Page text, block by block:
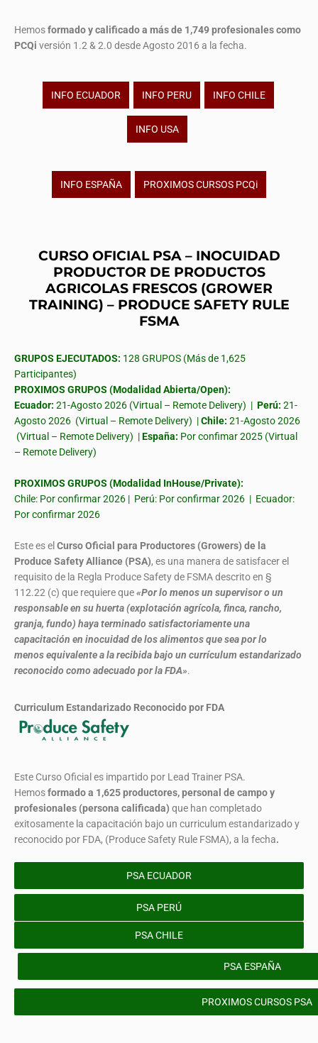
Hemosformado y calificado a más de 1,749 profesionalescomo
PCQi versión 1.2 & 2.0 desde Agosto 2016 a la fecha.
INFO ECUADOR INFO PERU INFO CHILE
INFO USA
INFO ESPAÑA PROXIMOS CURSOS PCQi
CURSO OFICIAL PSA – INOCUIDAD
PRODUCTOR DE PRODUCTOS
AGRICOLAS FRESCOS (GROWER
TRAINING) – PRODUCE SAFETY RULE
FSMA
GRUPOS EJECUTADOS: 128 GRUPOS (Más de 1,625
Participantes)
PROXIMOS GRUPOS (Modalidad Abierta/Open):
Ecuador: 21-Agosto 2026 (Virtual – Remote Delivery) | Perú: 21-
Agosto 2026 (Virtual – Remote Delivery) |Chile: 21-Agosto 2026
(Virtual – Remote Delivery) |España: Por confimar 2025 (Virtual
– Remote Delivery)
PROXIMOS GRUPOS (Modalidad InHouse/Private):
Chile: Por confirmar 2026 | Perú: Por confirmar 2026 | Ecuador:
Por confirmar 2026
Este es el Curso Oficial para Productores (Growers) de la
Produce Safety Alliance (PSA), es una manera de satisfacer el
requisito de la Regla Produce Safety de FSMA descrito en §
112.22 (c) que requiere que«Por lo menos un supervisor o un
responsable en su huerta (explotación agrícola, finca, rancho,
granja, fundo) haya terminado satisfactoriamente una
capacitación en inocuidad de los alimentos que sea por lo
menos equivalente a la recibida bajo un currículum estandarizado
reconocido como adecuado por la FDA».
Curriculum Estandarizado Reconocido por FDA
Este Curso Oficial es impartido por Lead Trainer PSA.
Hemosformadoa 1,625 productores, personal de campo y
profesionales (persona calificada) que han completado
exitosamente la capacitación bajo un curriculum estandarizado y
reconocido por FDA, (Produce Safety Rule FSMA), a la fecha.
PSA ECUADOR
PSA PERÚ
PSA CHILE
PSA ESPAÑA
PROXIMOS CURSOS PSA